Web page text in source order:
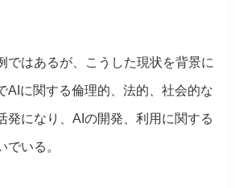
ではあるが、こうした現状を背景に
AIに関する倫理的、法的、社会的な
発になり、AIの開発、利用に関する
でいる。